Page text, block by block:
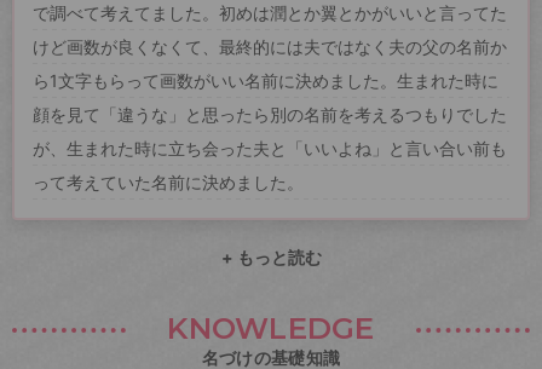
で調べて考えてました。初めは潤とか翼とかがいいと言ってた
けど画数が良くなくて、最終的には夫ではなく夫の父の名前か
ら1文字もらって画数がいい名前に決めました。生まれた時に
顔を見て「違うな」と思ったら別の名前を考えるつもりでした
が、生まれた時に立ち会った夫と「いいよね」と言い合い前も
って考えていた名前に決めました。
+ もっと読む
KNOWLEDGE
名づけの基礎知識